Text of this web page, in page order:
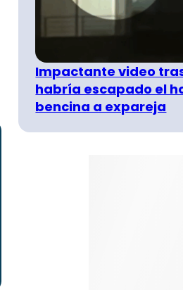
Impactante video
habría escapado el
bencina a expareja